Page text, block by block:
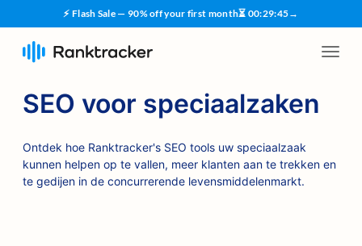
⚡ Flash Sale — 90% off your first month⏳ 00:29:45→
SEO voor speciaalzaken
Ontdek hoe Ranktracker's SEO tools uw speciaalzaak
kunnen helpen op te vallen, meer klanten aan te trekken en
te gedijen in de concurrerende levensmiddelenmarkt.